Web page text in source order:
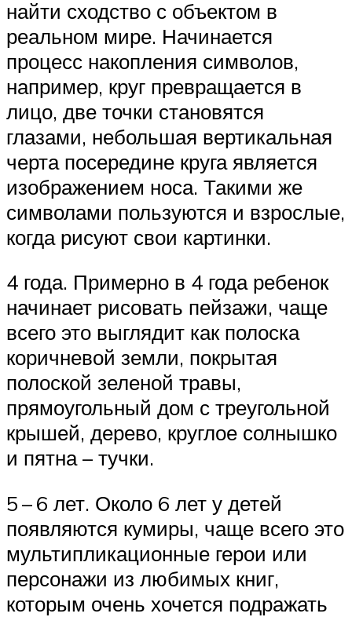
найти сходство с объектом в
реальном мире. Начинается
процесс накопления символов,
например, круг превращается в
лицо, две точки становятся
глазами, небольшая вертикальная
черта посередине круга является
изображением носа. Такими же
символами пользуются и взрослые,
когда рисуют свои картинки.
4 года. Примерно в 4 года ребенок
начинает рисовать пейзажи, чаще
всего это выглядит как полоска
коричневой земли, покрытая
полоской зеленой травы,
прямоугольный дом с треугольной
крышей, дерево, круглое солнышко
и пятна – тучки.
5 – 6 лет. Около 6 лет у детей
появляются кумиры, чаще всего это
мультипликационные герои или
персонажи из любимых книг,
которым очень хочется подражать